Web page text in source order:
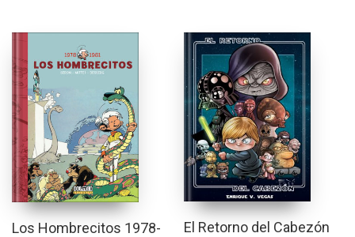
Los Hombrecitos 1978-
El Retorno del Cabezón